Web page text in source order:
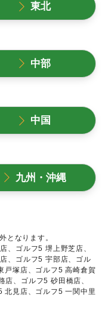
東北
中部
中国
九州・沖縄
となります。
、ゴルフ5 堺上野芝店、
、ゴルフ5 宇部店、ゴル
戸塚店、ゴルフ5 高崎倉賀
店、ゴルフ5 砂田橋店、
北見店、ゴルフ5 一関中里